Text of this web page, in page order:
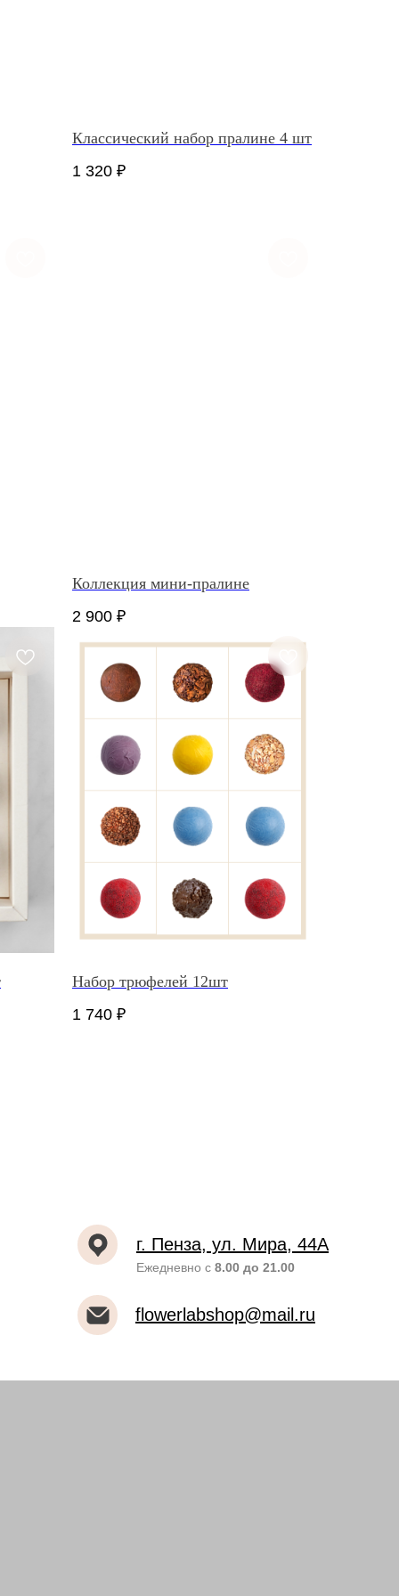
Классический набор пралине 4 шт
1 320 ₽
Коллекция мини-пралине
2 900 ₽
Набор трюфелей 12шт
1 740 ₽
г. Пенза, ул. Мира, 44А
Ежедневно с 8.00 до 21.00
flowerlabshop@mail.ru